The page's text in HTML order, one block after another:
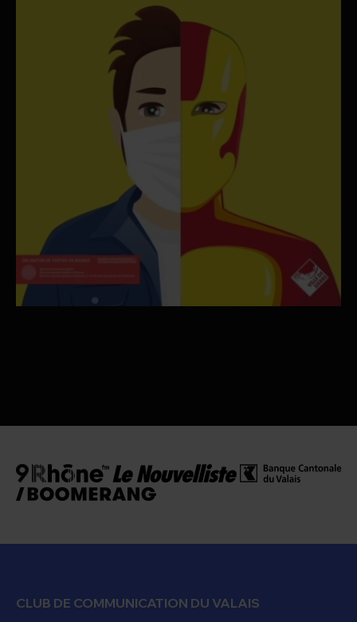
CLUB DE COMMUNICATION DU VALAIS